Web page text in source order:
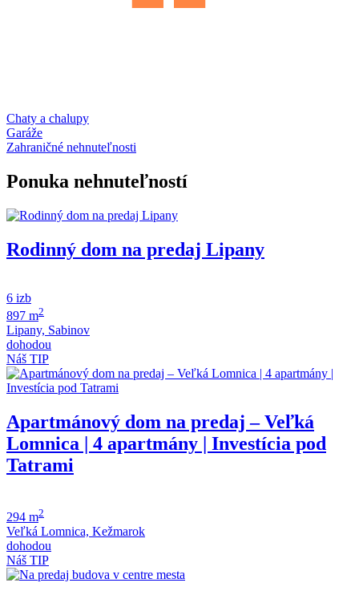
Chaty a chalupy
Garáže
Zahraničné nehnuteľnosti
Ponuka nehnuteľností
Rodinný dom na predaj Lipany
6 izb
897 m2
Lipany, Sabinov
dohodou
Náš TIP
Apartmánový dom na predaj – Veľká
Lomnica | 4 apartmány | Investícia pod
Tatrami
294 m2
Veľká Lomnica, Kežmarok
dohodou
Náš TIP